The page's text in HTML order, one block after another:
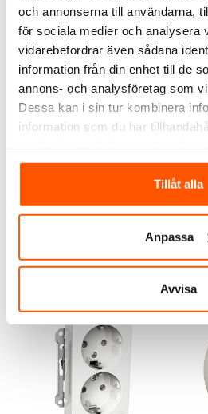
och annonserna till användarna,
för sociala medier och analysera
vidarebefordrar även sådana
information från din enhet till de
annons- och analysföretag som
Dessa kan i sin tur kombinera
information som du har
Tillåt alla
Anpassa
Avvisa
Schneider Electric
Renova Strömbrytare
Kron
Schneider Electric
215,00 kr
I webblager: 100+ st 4
ANDRA KUNDER KÖPTE